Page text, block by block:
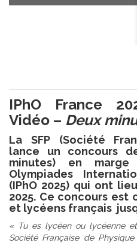
IPhO France
Vidéo – Deux
La SFP (Société
lance un concours
minutes) en
Olympiades
(IPhO 2025) qui ont
2025. Ce concours est
et lycéens français
« Tu es lycéen ou lycéenne
Société Française de